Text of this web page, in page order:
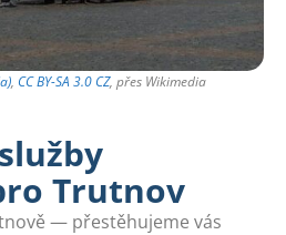
, CC BY-SA 3.0 CZ, přes Wikimedia
Trutnov
— přestěhujeme vás